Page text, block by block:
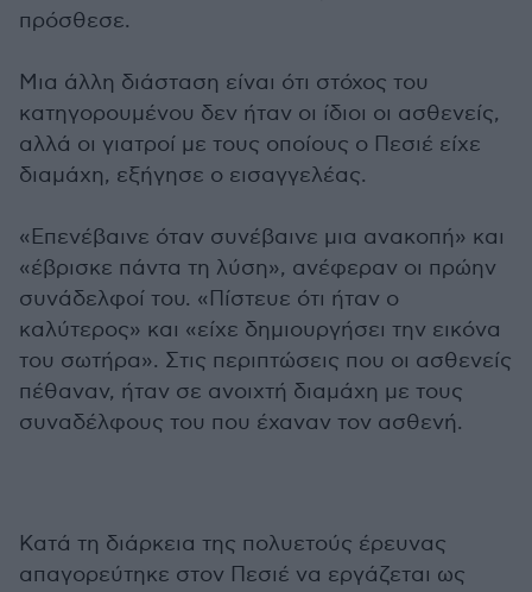
πρόσθεσε.
Μια άλλη διάσταση είναι ότι στόχος του
κατηγορουμένου δεν ήταν οι ίδιοι οι ασθενείς,
αλλά οι γιατροί με τους οποίους ο Πεσιέ είχε
διαμάχη, εξήγησε ο εισαγγελέας.
«Επενέβαινε όταν συνέβαινε μια ανακοπή» και
«έβρισκε πάντα τη λύση», ανέφεραν οι πρώην
συνάδελφοί του. «Πίστευε ότι ήταν ο
καλύτερος» και «είχε δημιουργήσει την εικόνα
του σωτήρα». Στις περιπτώσεις που οι ασθενείς
πέθαναν, ήταν σε ανοιχτή διαμάχη με τους
συναδέλφους του που έχαναν τον ασθενή.
Κατά τη διάρκεια της πολυετούς έρευνας
απαγορεύτηκε στον Πεσιέ να εργάζεται ως